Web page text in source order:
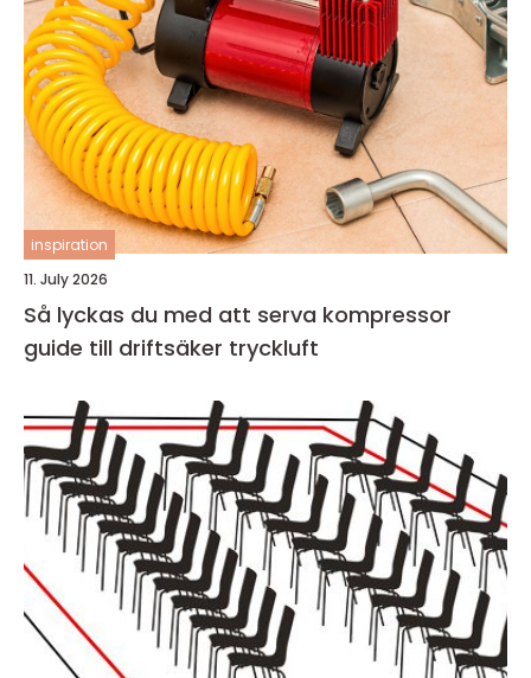
inspiration
11. July 2026
Så lyckas du med att serva kompressor
guide till driftsäker tryckluft